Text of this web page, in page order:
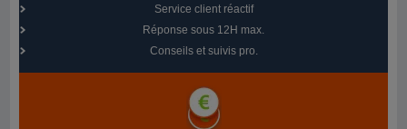
Service client réactif
Réponse sous 12H max.
Conseils et suivis pro.